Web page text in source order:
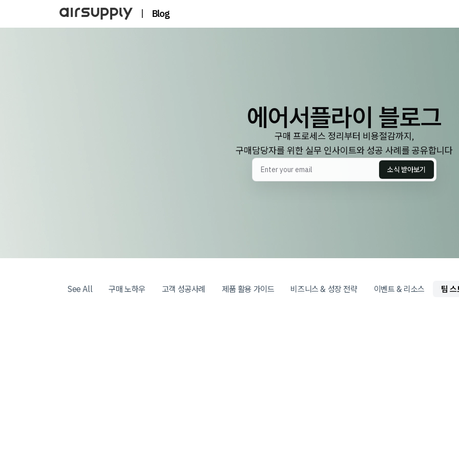
| Blog
에어서플라이 블로그
구매 프로세스 정리부터 비용절감까지,
구매담당자를 위한 실무 인사이트와 성공 사례를 공유합니다
소식 받아보기
See All 구매 노하우 고객 성공사례 제품 활용 가이드 비즈니스 & 성장 전략 이벤트 & 리소스 팀